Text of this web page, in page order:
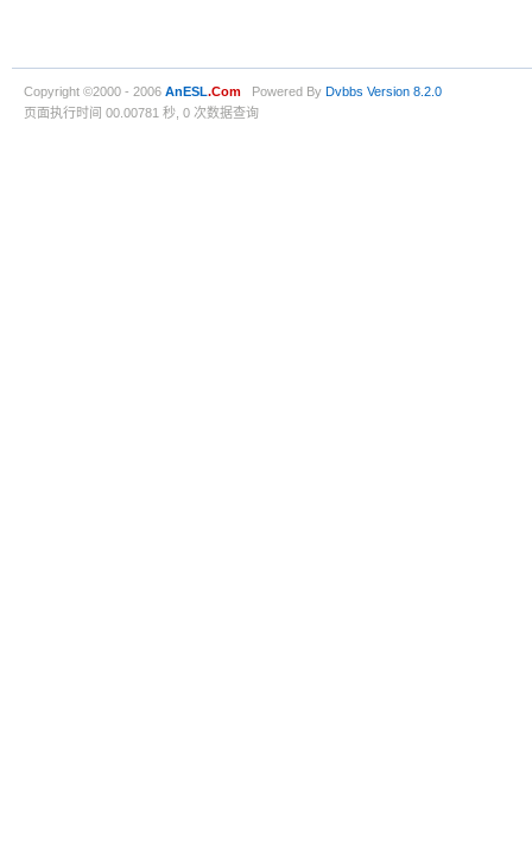
Copyright ©2000 - 2006 AnESL.Com Powered By Dvbbs Version 8.2.0
页面执行时间 00.00781 秒, 0 次数据查询